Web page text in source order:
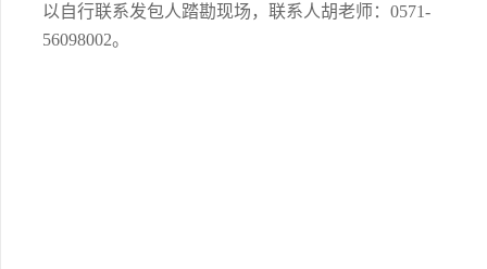
以自行联系发包人踏勘现场，联系人胡老师：0571-
56098002。